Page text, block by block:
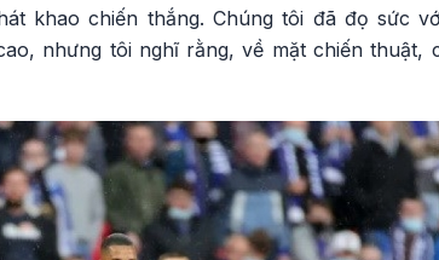
khao chiến thắng. Chúng tôi đã đọ sức
nhưng tôi nghĩ rằng, về mặt chiến thuật,